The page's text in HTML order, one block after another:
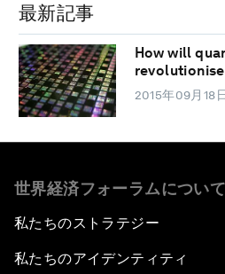
最新記事
How will
2015年09月18日
世界経済フォーラムについて
私たちのストラテジー
私たちのアイデンティティ